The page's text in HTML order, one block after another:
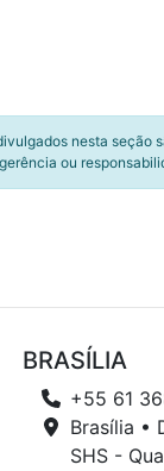
nesta
ou
BRASÍLIA
+55 61
Brasília •
SHS -